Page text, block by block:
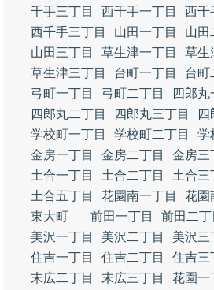
千手三丁目
西千手一丁目
西千
西千手三丁目
山田一丁目
山田
山田三丁目
草生津一丁目
草生
草生津三丁目
台町一丁目
台町
弓町一丁目
弓町二丁目
四郎丸
四郎丸二丁目
四郎丸三丁目
四
学校町一丁目
学校町二丁目
学
金房一丁目
金房二丁目 金房三
土合一丁目
土合二丁目 土合三
土合五丁目
花園南一丁目
花園
東大町
前田一丁目 前田二丁
美沢一丁目
美沢二丁目 美沢三
住吉一丁目
住吉二丁目 住吉三
末広二丁目
末広三丁目 花園一